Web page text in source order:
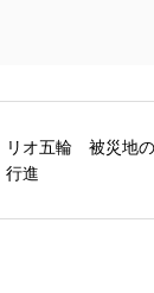
リオ五輪 被災地
行進